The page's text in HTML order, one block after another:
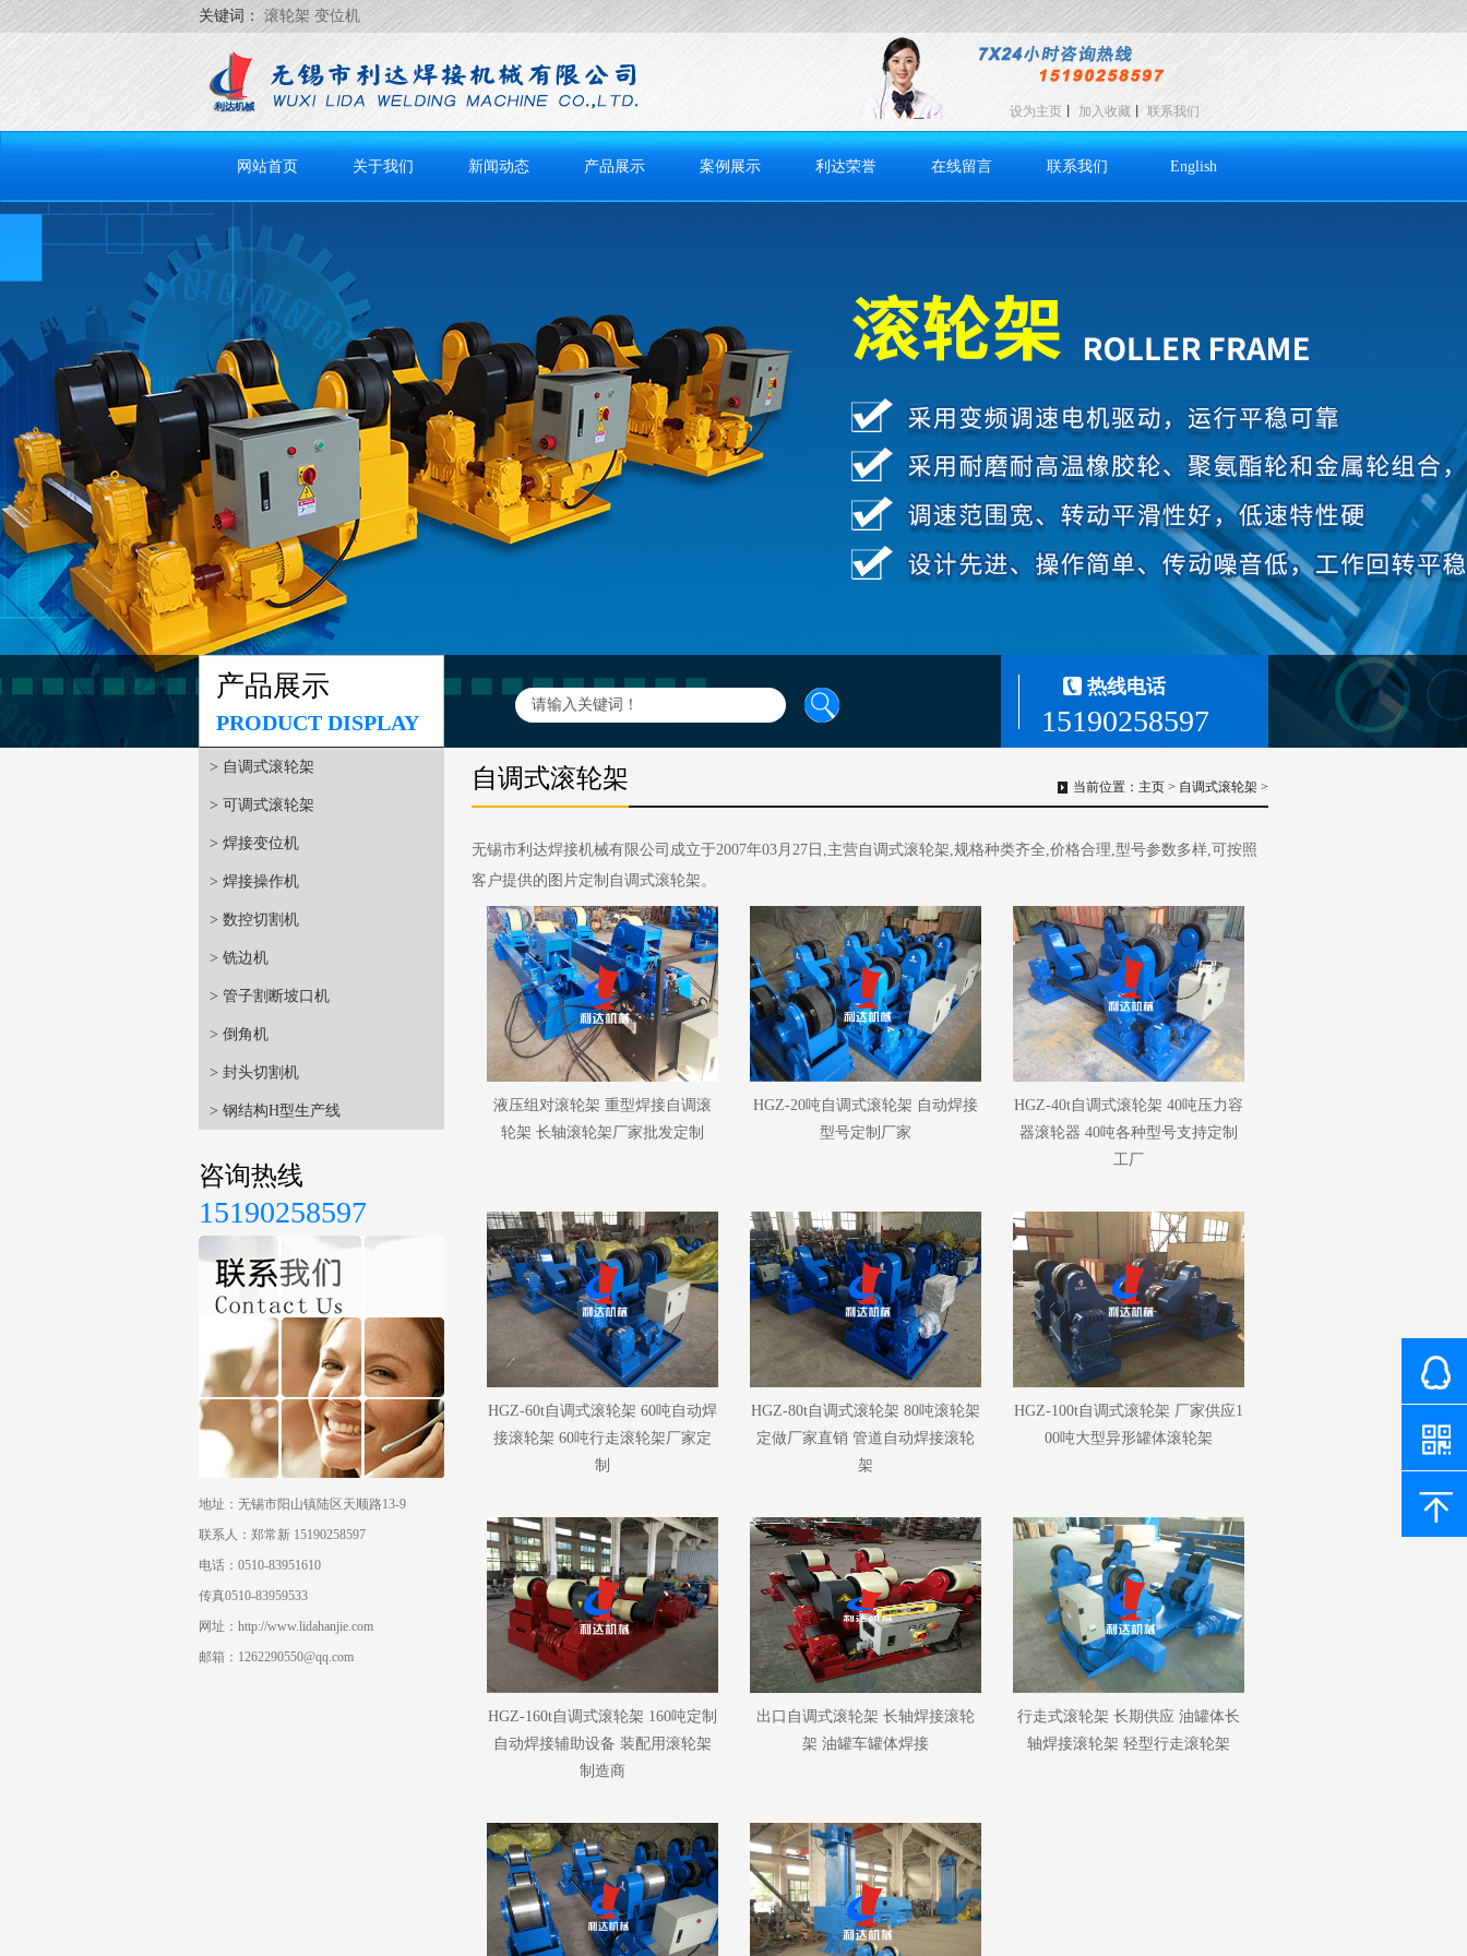
关键词： 滚轮架 变位机
设为主页 加入收藏 联系我们
网站首页 关于我们 新闻动态 产品展示 案例展示 利达荣誉 在线留言 联系我们 English
产品展示
PRODUCT DISPLAY
热线电话
15190258597
> 自调式滚轮架
> 可调式滚轮架
> 焊接变位机
> 焊接操作机
> 数控切割机
> 铣边机
> 管子割断坡口机
> 倒角机
> 封头切割机
> 钢结构H型生产线
咨询热线
15190258597
地址：无锡市阳山镇陆区天顺路13-9
联系人：郑常新 15190258597
电话：0510-83951610
传真0510-83959533
网址：http://www.lidahanjie.com
邮箱：1262290550@qq.com
自调式滚轮架 当前位置： 主页 > 自调式滚轮架 >
无锡市利达焊接机械有限公司成立于2007年03月27日,主营自调式滚轮架,规格种类齐全,价格合理,型号参数多样,可按照
客户提供的图片定制自调式滚轮架。
液压组对滚轮架 重型焊接自调滚
轮架 长轴滚轮架厂家批发定制
HGZ-20吨自调式滚轮架 自动焊接
型号定制厂家
HGZ-40t自调式滚轮架 40吨压力容
器滚轮器 40吨各种型号支持定制
工厂
HGZ-60t自调式滚轮架 60吨自动焊
接滚轮架 60吨行走滚轮架厂家定
制
HGZ-80t自调式滚轮架 80吨滚轮架
定做厂家直销 管道自动焊接滚轮
架
HGZ-100t自调式滚轮架 厂家供应1
00吨大型异形罐体滚轮架
HGZ-160t自调式滚轮架 160吨定制
自动焊接辅助设备 装配用滚轮架
制造商
出口自调式滚轮架 长轴焊接滚轮
架 油罐车罐体焊接
行走式滚轮架 长期供应 油罐体长
轴焊接滚轮架 轻型行走滚轮架